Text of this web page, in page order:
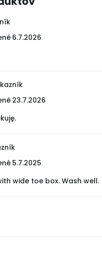
6.7.2026
23.7.2026
5.7.2025
wide toe box. Wash well.